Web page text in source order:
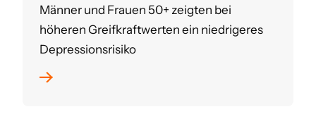
Männer und Frauen 50+ zeigten bei
höheren Greifkraftwerten ein niedrigeres
Depressionsrisiko